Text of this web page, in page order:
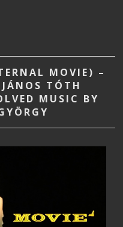
MOVIE) –
TÓTH
MUSIC BY